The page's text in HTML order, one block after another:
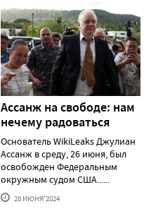
Ассанж на свободе: нам
нечему радоваться
Основатель WikiLeaks Джулиан
Ассанж в среду, 26 июня, был
освобожден Федеральным
окружным судом США......
28 ИЮНЯ'2024